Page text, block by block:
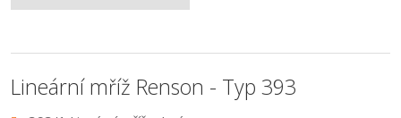
Lineární mříž Renson - Typ 393